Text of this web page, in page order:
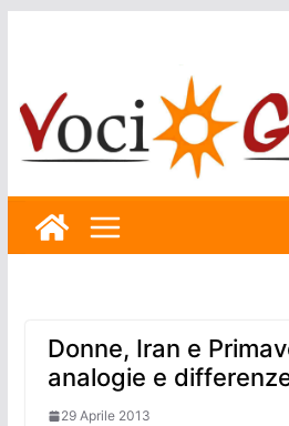
Donne, Iran e
analogie e
29 Aprile 2013